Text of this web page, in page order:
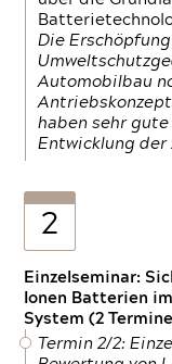
Die
Automobilbau
haben sehr
Entwicklung der
2
Einzelseminar:
Ionen Batterien
System (2
Termin 2/2: